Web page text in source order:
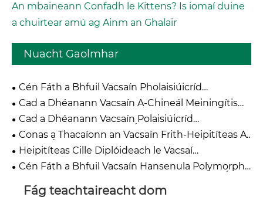
An mbaineann Confadh le Kittens? Is iomaí duine
a chuirtear amú ag Ainm an Ghalair
Nuacht Gaolmhar
Cén Fáth a Bhfuil Vacsaín Pholaisiúicríd
Meningococcal ACYW135 Riachtanach le haghaidh
Feachtais Dhomhanda um Chosc ar Mhiningíteas?
Cad a Dhéanann Vacsaín A-Chineál Meiningítis
Riachtanach do Chosaint Sláinte Dhomhanda?
Cad a Dhéanann Vacsaín Polaisiúicríd
Meningococcal ACYW135 Éifeachtach i gCoinne
Séirghrúpaí Il?
Conas a Thacaíonn an Vacsaín Frith-Heipitíteas A
Cosaint Éifeachtach ar Ionfhabhtú Heipitíteas A?
Heipitíteas Cille Diplóideach le Vacsaí
Neamhghníomhaithe: Cad is Rogha Iontaofa é do
Chláir Imdhíonta Nua-Aimseartha?
Cén Fáth a Bhfuil Vacsaín Hansenula Polymorpha
Chun Heipitíteas B a Chosc Domhanda agus
Fág teachtaireacht dom